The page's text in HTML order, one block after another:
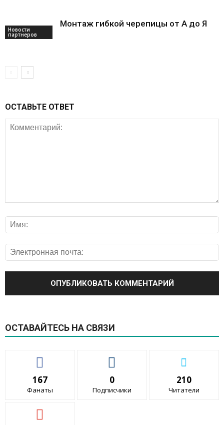
Новости
партнеров
Монтаж гибкой черепицы от А до Я
ОСТАВЬТЕ ОТВЕТ
ОСТАВАЙТЕСЬ НА СВЯЗИ
167
Фанаты
0
Подписчики
210
Читатели